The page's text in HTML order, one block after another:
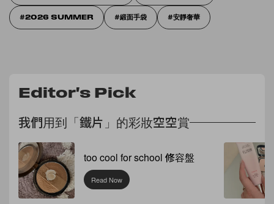
2026 SUMMER 緞面手袋 安靜奢華
Editor's Pick
我們用到「鐵片」的彩妝空空賞
too cool for school 修容盤
Read Now